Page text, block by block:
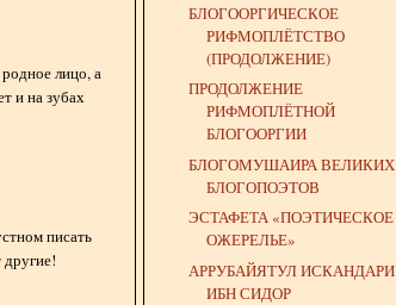
лицо, а
и на зубах
писать
другие!
БЛОГООРГИЧЕСКОЕ
РИФМОПЛЁТСТВО
(ПРОДОЛЖЕНИЕ)
ПРОДОЛЖЕНИЕ
РИФМОПЛЁТНОЙ
БЛОГООРГИИ
БЛОГОМУШАИРА ВЕЛИКИХ
БЛОГОПОЭТОВ
ЭСТАФЕТА «ПОЭТИЧЕСКОЕ
ОЖЕРЕЛЬЕ»
АРРУБАЙЯТУЛ ИСКАНДАРИ
ИБН СИДОР